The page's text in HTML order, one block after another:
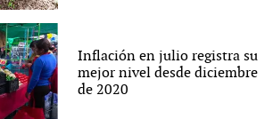
Inflación en julio registra su
mejor nivel desde diciembre
de 2020